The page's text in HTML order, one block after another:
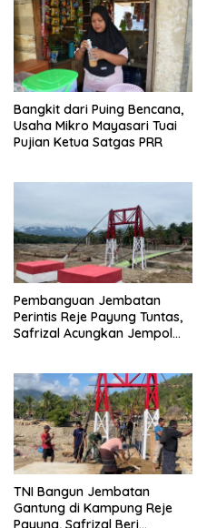
Bangkit dari Puing Bencana,
Usaha Mikro Mayasari Tuai
Pujian Ketua Satgas PRR
Pembanguan Jembatan
Perintis Reje Payung Tuntas,
Safrizal Acungkan Jempol
TNI Bangun Jembatan
Gantung di Kampung Reje
Payung, Safrizal Beri